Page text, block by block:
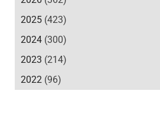
2025 (423)
2024 (300)
2023 (214)
2022 (96)